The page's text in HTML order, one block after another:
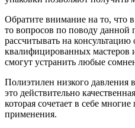
Обратите внимание на то, что
то вопросов по поводу данной
рассчитывать на консультацию
квалифицированных мастеров
смогут устранить любые
Полиэтилен низкого давления
это действительно
которая сочетает в себе
применения.